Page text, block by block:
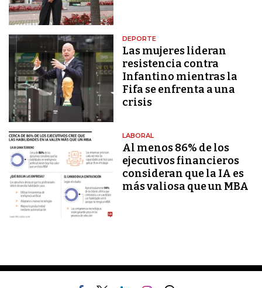
DEPORTE
Las mujeres lideran
resistencia contra
Infantino mientras la
Fifa se enfrenta a una
crisis
LABORAL
Al menos 86% de los
ejecutivos financieros
consideran que la IA es
más valiosa que un MBA